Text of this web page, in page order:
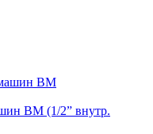
ВМ (1/2” внутр.